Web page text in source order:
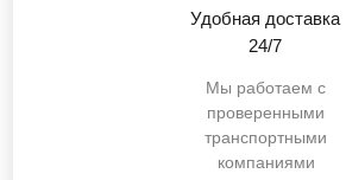
Удобная доставка
24/7
Мы работаем с
проверенными
транспортными
компаниями